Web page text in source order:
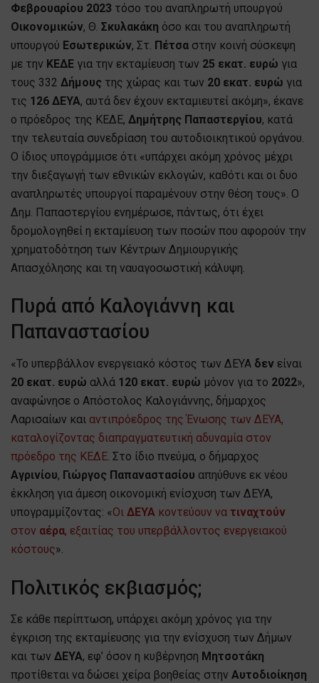
Φεβρουαρίου 2023 τόσο του αναπληρωτή υπουργού
Οικονομικών, Θ. Σκυλακάκη όσο και του αναπληρωτή
υπουργού Εσωτερικών, Στ. Πέτσα στην κοινή σύσκεψη
με την ΚΕΔΕ για την εκταμίευση των 25 εκατ. ευρώ για
τους 332 Δήμους της χώρας και των 20 εκατ. ευρώ για
τις 126 ΔΕΥΑ, αυτά δεν έχουν εκταμιευτεί ακόμη», έκανε
ο πρόεδρος της ΚΕΔΕ, Δημήτρης Παπαστεργίου, κατά
την τελευταία συνεδρίαση του αυτοδιοικητικού οργάνου.
Ο ίδιος υπογράμμισε ότι «υπάρχει ακόμη χρόνος μέχρι
την διεξαγωγή των εθνικών εκλογών, καθότι και οι δυο
αναπληρωτές υπουργοί παραμένουν στην θέση τους». Ο
Δημ. Παπαστεργίου ενημέρωσε, πάντως, ότι έχει
δρομολογηθεί η εκταμίευση των ποσών που αφορούν την
χρηματοδότηση των Κέντρων Δημιουργικής
Απασχόλησης και τη ναυαγοσωστική κάλυψη.
Πυρά από Καλογιάννη και
Παπαναστασίου
«Το υπερβάλλον ενεργειακό κόστος των ΔΕΥΑ δεν είναι
20 εκατ. ευρώ αλλά 120 εκατ. ευρώ μόνον για το 2022»,
αναφώνησε ο Απόστολος Καλογιάννης, δήμαρχος
Λαρισαίων και αντιπρόεδρος της Ένωσης των ΔΕΥΑ,
καταλογίζοντας διαπραγματευτική αδυναμία στον
πρόεδρο της ΚΕΔΕ. Στο ίδιο πνεύμα, ο δήμαρχος
Αγρινίου, Γιώργος Παπαναστασίου απηύθυνε εκ νέου
έκκληση για άμεση οικονομική ενίσχυση των ΔΕΥΑ,
υπογραμμίζοντας: «Οι ΔΕΥΑ κοντεύουν να τιναχτούν
στον αέρα, εξαιτίας του υπερβάλλοντος ενεργειακού
κόστους».
Πολιτικός εκβιασμός;
Σε κάθε περίπτωση, υπάρχει ακόμη χρόνος για την
έγκριση της εκταμίευσης για την ενίσχυση των Δήμων
και των ΔΕΥΑ, εφ’ όσον η κυβέρνηση Μητσοτάκη
προτίθεται να δώσει χείρα βοηθείας στην Αυτοδιοίκηση